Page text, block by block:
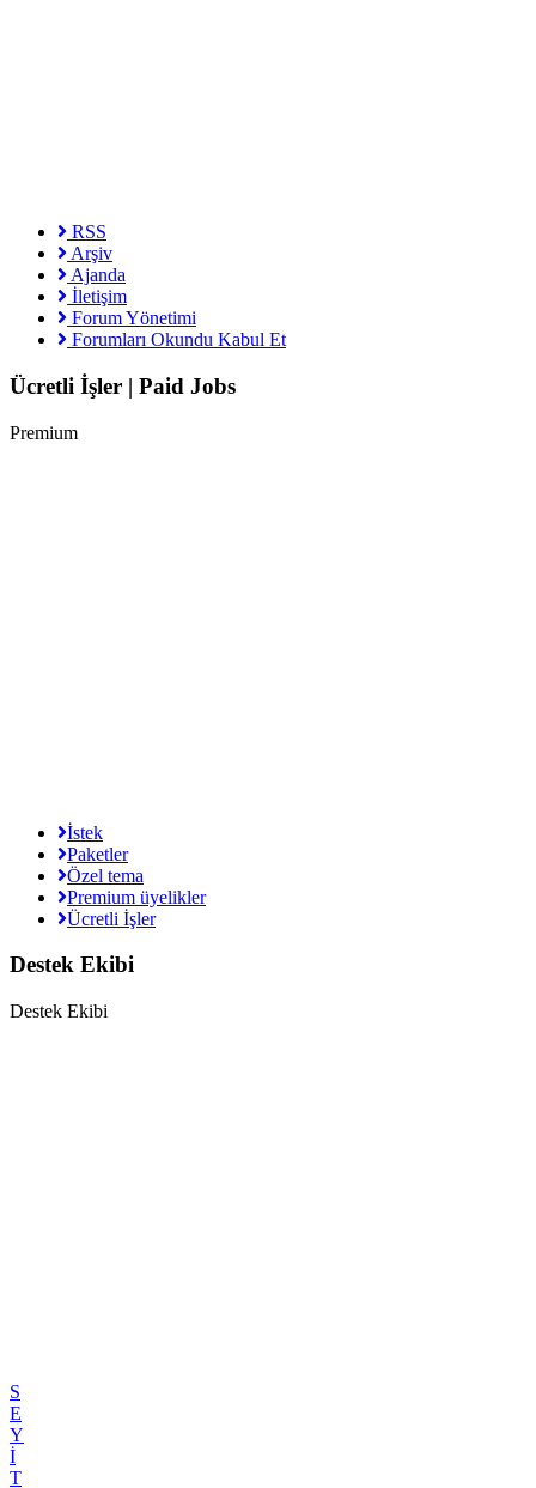
RSS
Arşiv
Ajanda
İletişim
Forum Yönetimi
Forumları Okundu Kabul Et
Ücretli İşler | Paid Jobs
Premium
İstek
Paketler
Özel tema
Premium üyelikler
Ücretli İşler
Destek Ekibi
Destek Ekibi
S
E
Y
İ
T